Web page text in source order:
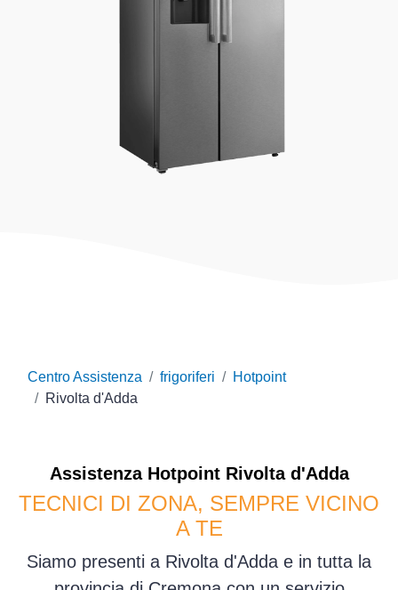
Centro Assistenza frigoriferi
Hotpoint
Rivolta d'Adda
Assistenza HotpointRivolta d'Adda
TECNICI DI ZONA, SEMPRE VICINO
A TE
Siamo presenti a Rivolta d'Adda e in tutta la